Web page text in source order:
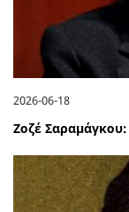
2026-06-18
Ζοζέ